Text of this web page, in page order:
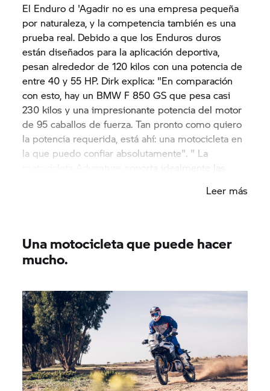
El Enduro d 'Agadir no es una empresa pequeña
por naturaleza, y la competencia también es una
prueba real. Debido a que los Enduros duros
están diseñados para la aplicación deportiva,
pesan alrededor de 120 kilos con una potencia de
entre 40 y 55 HP. Dirk explica: "En comparación
con esto, hay un BMW F 850 GS que pesa casi
230 kilos y una impresionante potencia del motor
de 95 caballos de fuerza. Tan pronto como quiero
la potencia requerida, está ahí: una motocicleta en
la que puedo confiar absolutamente". " La
motocicleta Adventure soporta idealmente las
Leer más
Una motocicleta que puede hacer
mucho.